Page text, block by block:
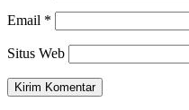
Email *
Situs Web